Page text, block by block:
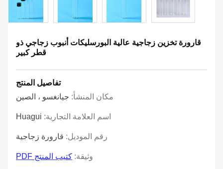
قارورة تخزين زجاجية عالية البورسليكات أنبوب زجاجي ذو
قطر كبير
تفاصيل المنتج
مكان المنشأ: جيانغسو ، الصين
اسم العلامة التجارية: Huagui
رقم الموديل: قارورة زجاجية
وثيقة: كتيب المنتج PDF